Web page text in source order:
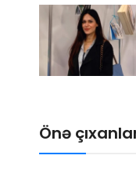
Önə